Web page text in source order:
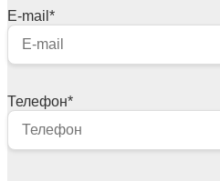
E-mail *
Телефон*